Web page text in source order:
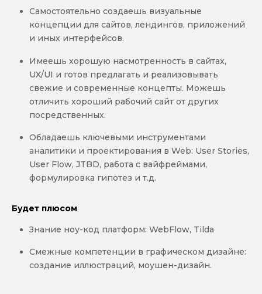
Самостоятельно создаешь визуальные
концепции для сайтов, лендингов, приложений
и иных интерфейсов.
Имеешь хорошую насмотренность в сайтах,
UX/UI и готов предлагать и реализовывать
свежие и современные концепты. Можешь
отличить хороший рабочий сайт от других
посредственных.
Обладаешь ключевыми инструментами
аналитики и проектирования в Web: User Stories,
User Flow, JTBD, работа с вайфреймами,
формулировка гипотез и т.д.
Будет плюсом
Знание ноу-код платформ: WebFlow, Tilda
Смежные компетенции в графическом дизайне:
создание иллюстраций, моушен-дизайн.